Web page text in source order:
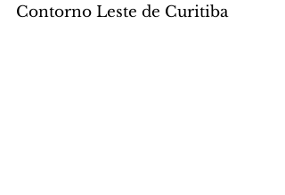
Contorno Leste de Curitiba